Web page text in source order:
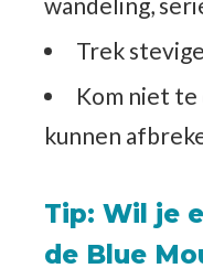
Trek
Kom niet te
kunnen
Tip: Wil je
de Blue